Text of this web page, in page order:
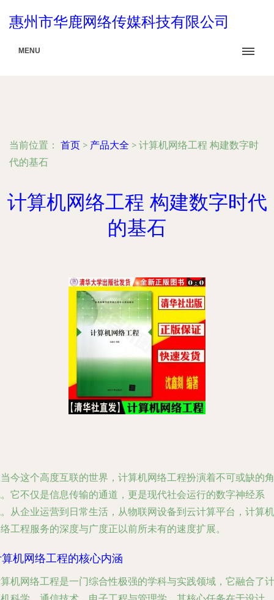
惠州市华鹿网络传媒科技有限公司
MENU
当前位置： 首页 > 产品大全 > 计算机网络工程 构建数字时
代的基石
计算机网络工程 构建数字时代
的基石
今这个高度互联的世界，计算机网络工程扮演着不可或缺的角
它不仅是信息传输的通道，更是现代社会运行的数字神经系
从企业运营到日常生活，从物联网设备到云计算平台，计算机
工程服务的深度与广度正以前所未有的速度扩展。
机网络工程的核心内涵
机网络工程是一门综合性极强的学科与实践领域，它融合了计